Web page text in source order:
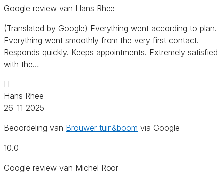
Google review van Hans Rhee
(Translated by Google) Everything went according to plan.
Everything went smoothly from the very first contact.
Responds quickly. Keeps appointments. Extremely satisfied
with the…
H
Hans Rhee
26-11-2025
Beoordeling van Brouwer tuin&boom via Google
10.0
Google review van Michel Roor